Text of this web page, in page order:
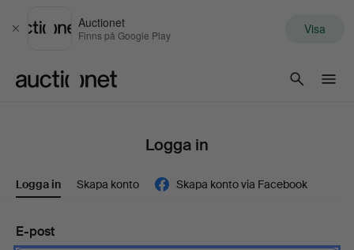
Stäng
Auctionet
Finns på Google Play Visa
Logga in
Logga in Skapa konto Skapa konto via Facebook
E-post